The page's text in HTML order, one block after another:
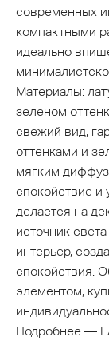
современных
компактными
идеально
Материалы:
зеленом
свежий вид,
оттенками и
мягким
спокойствие и
делается на
источник
интерьер,
спокойствия.
элементом,
Подробнее —